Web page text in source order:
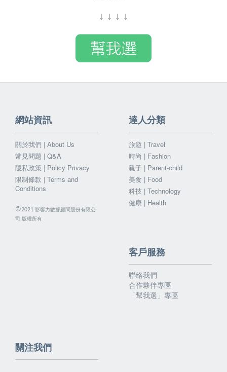
↓ ↓ ↓ ↓
網站資訊
關於我們 | About Us
常見問題 | Q&A
隱私政策 | Policy Privacy
限制條款 | Terms and
Conditions
©2021 影響力數據顧問股份有限公
司.版權所有
達人分類
旅遊 | Travel
時尚 | Fashion
親子 | Parent-child
美食 | Food
科技 | Technology
健康 | Health
客戶服務
聯絡我們
合作夥伴專區
「幫我選」專區
關注我們